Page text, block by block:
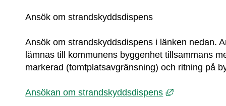
Ansök om strandskyddsdispens
Ansök om strandskyddsdispens i länken nedan.
lämnas till kommunens byggenhet tillsammans
markerad (tomtplatsavgränsning) och ritning på
Ansökan om strandskyddsdispens Länk till